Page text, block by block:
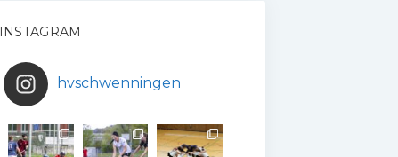
INSTAGRAM
hvschwenningen